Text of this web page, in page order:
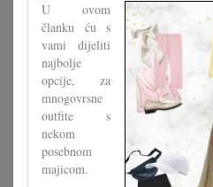
U ovom
članku ću s
vami dijeliti
najbolje
opcije, za
mnogovrsne
outfite s
nekom
posebnom
majicom.